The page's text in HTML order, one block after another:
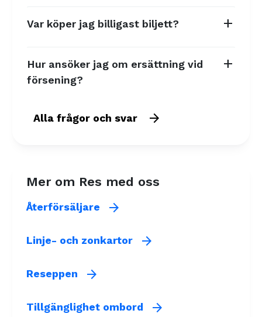
Var köper jag billigast biljett? add
Hur ansöker jag om ersättning vid
försening?
add
Alla frågor och svar arrow_forward
Mer om Res med oss
Återförsäljare arrow_forward
Linje- och zonkartor arrow_forward
Reseppen arrow_forward
Tillgänglighet ombord arrow_forward